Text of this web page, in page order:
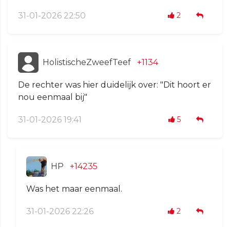
31-01-2026 22:50 2
HolistischeZweefTeef +1134
De rechter was hier duidelijk over: "Dit hoort er
nou eenmaal bij"
31-01-2026 19:41 5
HP +14235
Was het maar eenmaal.
31-01-2026 22:26 2